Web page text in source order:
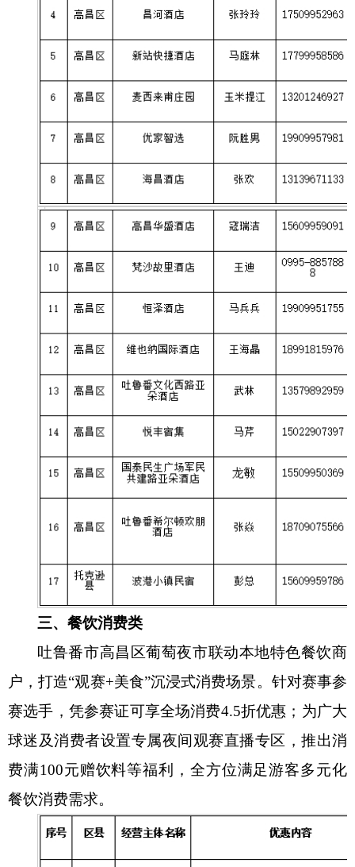
三、餐饮消费类
吐鲁番市高昌区葡萄夜市联动本地特色餐饮商
户，打造“观赛+美食”沉浸式消费场景。针对赛事参
赛选手，凭参赛证可享全场消费4.5折优惠；为广大
球迷及消费者设置专属夜间观赛直播专区，推出消
费满100元赠饮料等福利，全方位满足游客多元化
餐饮消费需求。